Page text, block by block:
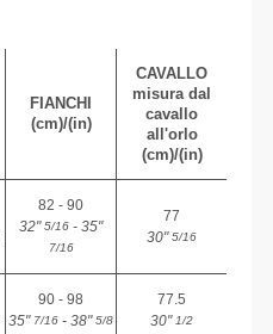
FIANCHI
(cm)/(in)
CAVALLO
misura dal
cavallo
all'orlo
(cm)/(in)
82 - 90
32"5/16 - 35"
7/16
77
30"5/16
90 - 98
35"7/16 - 38"5/8
77.5
30"1/2